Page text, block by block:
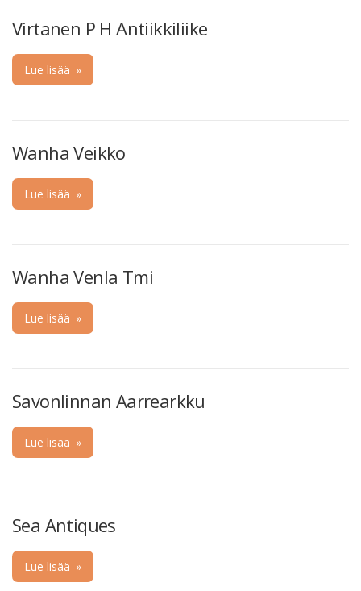
Virtanen P H Antiikkiliike
Lue lisää »
Wanha Veikko
Lue lisää »
Wanha Venla Tmi
Lue lisää »
Savonlinnan Aarrearkku
Lue lisää »
Sea Antiques
Lue lisää »